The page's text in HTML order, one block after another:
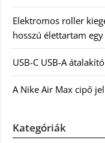
Elektromos roller
hosszú élettartam
USB-C USB-A
A Nike Air Max cipő
Kategóriák